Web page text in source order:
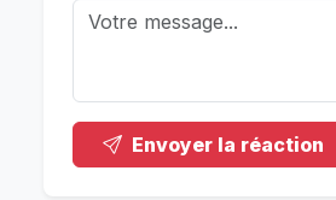
Envoyer la réaction